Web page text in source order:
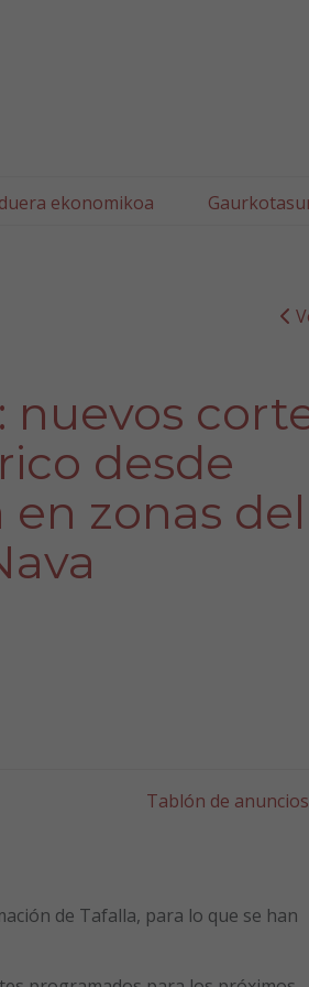
ekonomikoa
nuevos
desde
en zonas del
Tablón de anuncios
de Tafalla, para lo que se han